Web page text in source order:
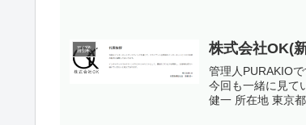
副業 株式会社OK(
管理人PURAKIO
今回も一緒に見て
健一 所在地 東京